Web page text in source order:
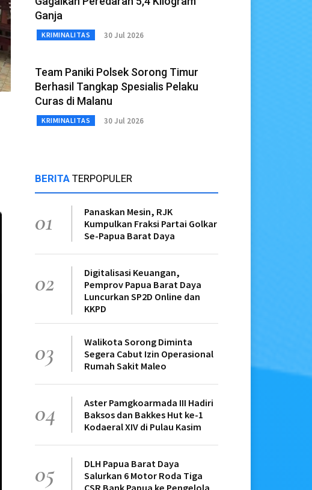
Ganja
KRIMINALITAS 30 Jul 2026
Team Paniki Polsek Sorong Timur
Berhasil Tangkap Spesialis Pelaku
Curas di Malanu
KRIMINALITAS 30 Jul 2026
BERITA TERPOPULER
01
Panaskan Mesin, RJK
Kumpulkan Fraksi Partai Golkar
Se-Papua Barat Daya
02
Digitalisasi Keuangan,
Pemprov Papua Barat Daya
Luncurkan SP2D Online dan
KKPD
03
Walikota Sorong Diminta
Segera Cabut Izin Operasional
Rumah Sakit Maleo
04
Aster Pamgkoarmada III Hadiri
Baksos dan Bakkes Hut ke-1
Kodaeral XIV di Pulau Kasim
05
DLH Papua Barat Daya
Salurkan 6 Motor Roda Tiga